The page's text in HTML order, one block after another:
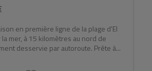
en première ligne de la plage d'El
la mer, à 15 kilomètres au nord de
desservie par autoroute. Prête à...